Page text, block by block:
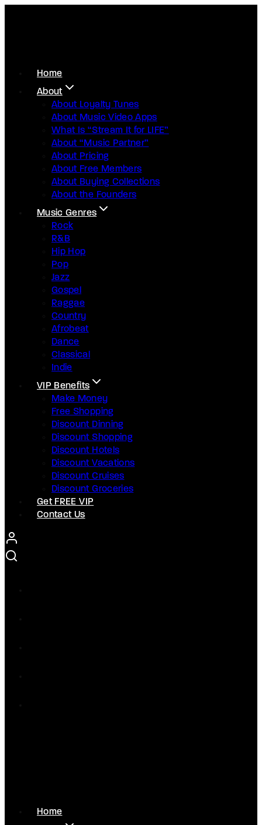
Home
About
About Loyalty Tunes
About Music Video Apps
What Is “Stream It for LIFE”
About “Music Partner”
About Pricing
About Free Members
About Buying Collections
About the Founders
Music Genres
Rock
R&B
Hip Hop
Pop
Jazz
Gospel
Raggae
Country
Afrobeat
Dance
Classical
Indie
VIP Benefits
Make Money
Free Shopping
Discount Dinning
Discount Shopping
Discount Hotels
Discount Vacations
Discount Cruises
Discount Groceries
Get FREE VIP
Contact Us
Home